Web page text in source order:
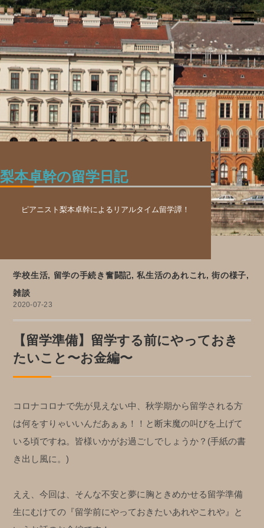
梨本卓幹の留学日記
ピアニスト梨本卓幹によるリアルタイム留学譚！
学校生活, 留学の手続き奮闘記,私生活のあれこれ,街の様子,
雑談
2020-07-23
【留学準備】留学する前にやっておき
たいこと〜お金編〜
コロナコロナで先が見えない中、秋学期から留学される方
は何をすりゃいいんだあぁぁ！！と断末魔の叫びを上げて
いる頃ですね。皆様いかがお過ごしでしょうか？(手紙の書
き出し風に。)
ええ、今回は、そんな不安と夢に胸ときめかせる留学準備
生にむけての『留学前にやっておきたいあれやこれや』と